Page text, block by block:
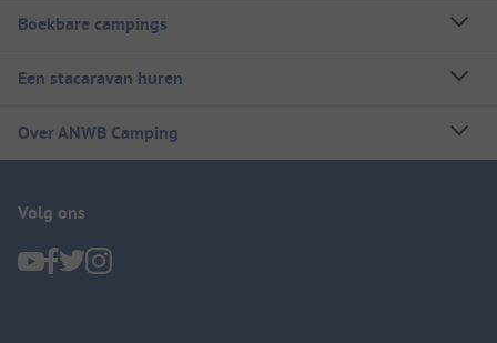
Boekbare campings
Een stacaravan huren
Over ANWB Camping
Volg ons